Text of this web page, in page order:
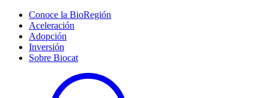
Conoce la BioRegión
Aceleración
Adopción
Inversión
Sobre Biocat